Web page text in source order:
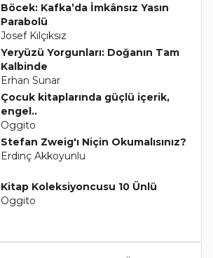
Böcek: Kafka’da İmkânsız Yasın
Parabolü
Josef Kılçıksız
Yeryüzü Yorgunları: Doğanın Tam
Kalbinde
Erhan Sunar
Çocuk kitaplarında güçlü içerik,
engel..
Oggito
Stefan Zweig'ı Niçin Okumalısınız?
Erdinç Akkoyunlu
Kitap Koleksiyoncusu 10 Ünlü
Oggito